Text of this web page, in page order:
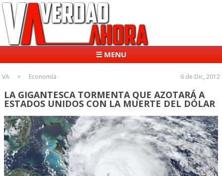
☰ MENU
VA Economía 6 de Dic, 2012
LA GIGANTESCA TORMENTA QUE AZOTARÁ A
ESTADOS UNIDOS CON LA MUERTE DEL DÓLAR